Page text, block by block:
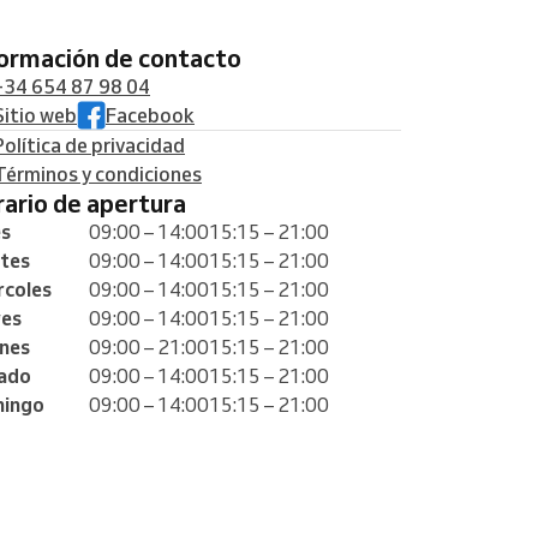
de contacto
654 87 98 04
web
Facebook
de privacidad
y condiciones
de apertura
09:00 – 14:0015:15 – 21:00
09:00 – 14:0015:15 – 21:00
09:00 – 14:0015:15 – 21:00
09:00 – 14:0015:15 – 21:00
09:00 – 21:0015:15 – 21:00
09:00 – 14:0015:15 – 21:00
09:00 – 14:0015:15 – 21:00